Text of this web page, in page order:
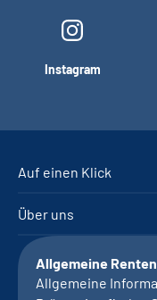
Instagram
Auf einen Klick
Über uns
Allgemeine
Allgemeine